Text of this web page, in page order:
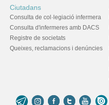
Ciutadans
Consulta de col·legiació infermera
Consulta d'infermeres amb DACS
Registre de societats
Queixes, reclamacions i denúncies